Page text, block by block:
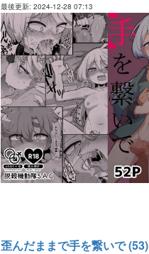
最後更新: 2024-12-28 07:13
歪んだままで手を繋いで (53)